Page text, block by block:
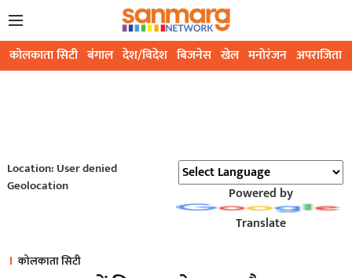
कोलकाता सिटी बंगाल देश/विदेश बिजनेस खेल मनोरंजन अपराजिता
Location: User denied
Geolocation
Powered by
Translate
कोलकाता सिटी